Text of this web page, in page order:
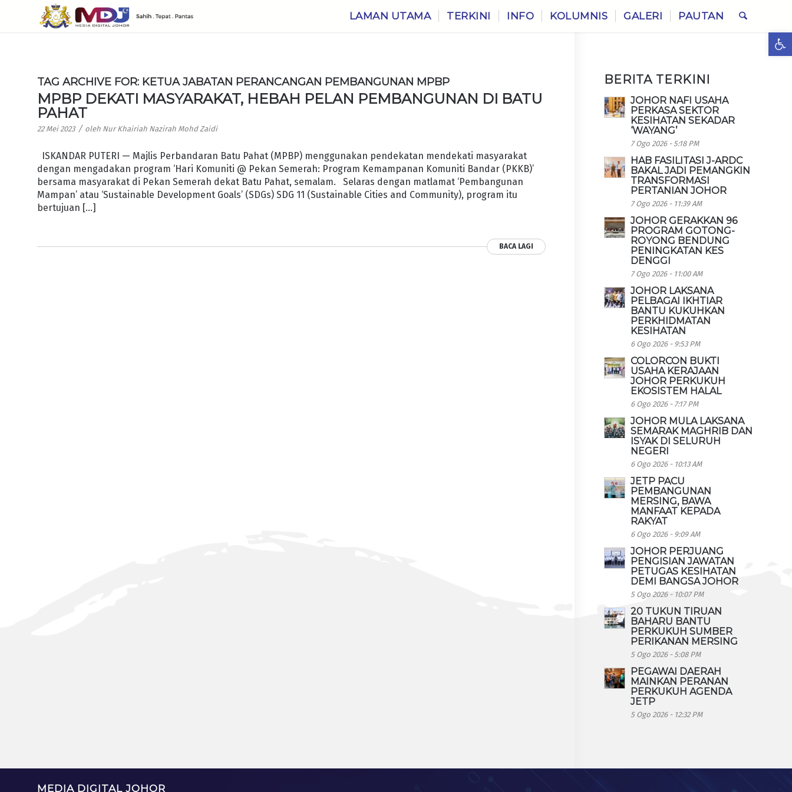
LAMAN UTAMA TERKINI INFO KOLUMNIS GALERI PAUTAN
TAG ARCHIVE FOR: KETUA JABATAN PERANCANGAN PEMBANGUNAN MPBP
MPBP DEKATI MASYARAKAT, HEBAH PELAN PEMBANGUNAN DI BATU
PAHAT
22 Mei 2023 / oleh Nur Khairiah Nazirah Mohd Zaidi
ISKANDAR PUTERI — Majlis Perbandaran Batu Pahat (MPBP) menggunakan pendekatan mendekati masyarakat
dengan mengadakan program ‘Hari Komuniti @ Pekan Semerah: Program Kemampanan Komuniti Bandar (PKKB)’
bersama masyarakat di Pekan Semerah dekat Batu Pahat, semalam. Selaras dengan matlamat ‘Pembangunan
Mampan’ atau ‘Sustainable Development Goals’ (SDGs) SDG 11 (Sustainable Cities and Community), program itu
bertujuan […]
BACA LAGI
BERITA TERKINI
JOHOR NAFI USAHA
PERKASA SEKTOR
KESIHATAN SEKADAR
‘WAYANG’
7 Ogo 2026 - 5:18 PM
HAB FASILITASI J-ARDC
BAKAL JADI PEMANGKIN
TRANSFORMASI
PERTANIAN JOHOR
7 Ogo 2026 - 11:39 AM
JOHOR GERAKKAN 96
PROGRAM GOTONG-
ROYONG BENDUNG
PENINGKATAN KES
DENGGI
7 Ogo 2026 - 11:00 AM
JOHOR LAKSANA
PELBAGAI IKHTIAR
BANTU KUKUHKAN
PERKHIDMATAN
KESIHATAN
6 Ogo 2026 - 9:53 PM
COLORCON BUKTI
USAHA KERAJAAN
JOHOR PERKUKUH
EKOSISTEM HALAL
6 Ogo 2026 - 7:17 PM
JOHOR MULA LAKSANA
SEMARAK MAGHRIB DAN
ISYAK DI SELURUH
NEGERI
6 Ogo 2026 - 10:13 AM
JETP PACU
PEMBANGUNAN
MERSING, BAWA
MANFAAT KEPADA
RAKYAT
6 Ogo 2026 - 9:09 AM
JOHOR PERJUANG
PENGISIAN JAWATAN
PETUGAS KESIHATAN
DEMI BANGSA JOHOR
5 Ogo 2026 - 10:07 PM
20 TUKUN TIRUAN
BAHARU BANTU
PERKUKUH SUMBER
PERIKANAN MERSING
5 Ogo 2026 - 5:08 PM
PEGAWAI DAERAH
MAINKAN PERANAN
PERKUKUH AGENDA
JETP
5 Ogo 2026 - 12:32 PM
MEDIA DIGITAL JOHOR